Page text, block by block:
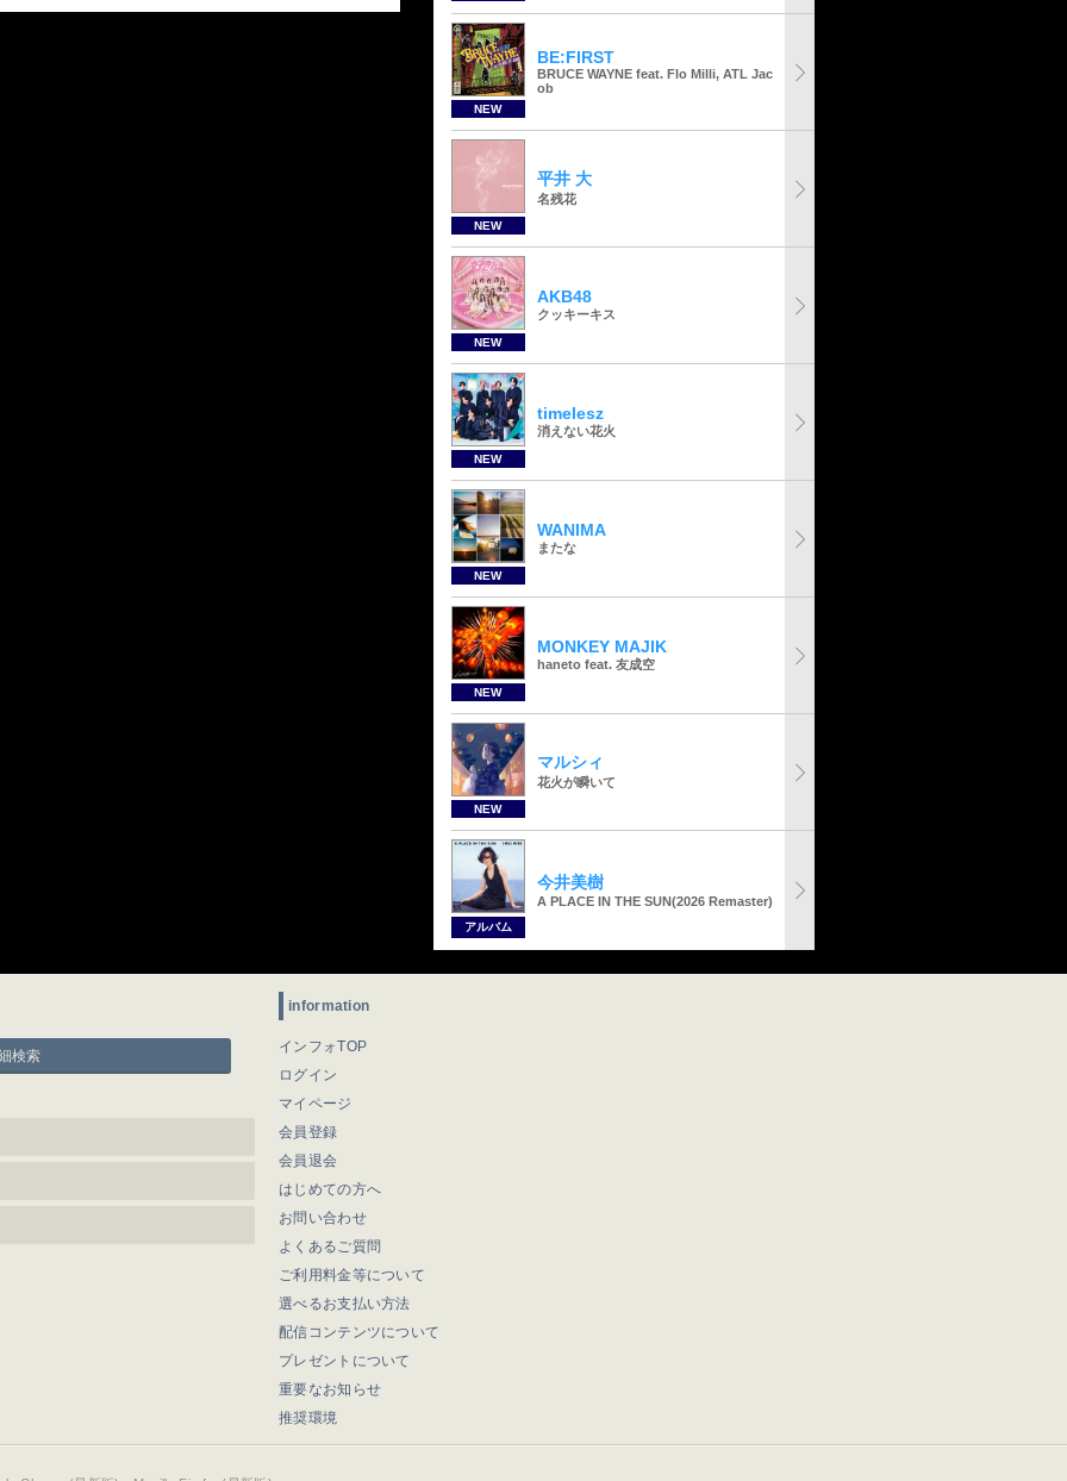
NEW
BE:FIRST
BRUCE WAYNE feat. Flo Milli, ATL Jac
ob
NEW
平井 大
名残花
NEW
AKB48
クッキーキス
NEW
timelesz
消えない花火
NEW
WANIMA
またな
NEW
MONKEY MAJIK
haneto feat. 友成空
NEW
マルシィ
花火が瞬いて
アルバム
今井美樹
A PLACE IN THE SUN(2026 Remaster)
検索
information
インフォTOP
ログイン
マイページ
会員登録
会員退会
はじめての方へ
お問い合わせ
よくあるご質問
ご利用料金等について
選べるお支払い方法
配信コンテンツについて
プレゼントについて
重要なお知らせ
推奨環境